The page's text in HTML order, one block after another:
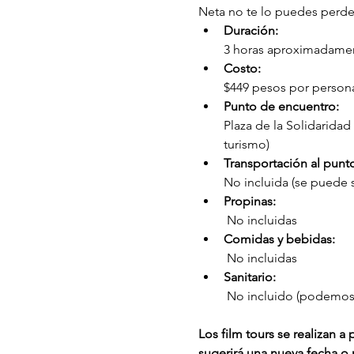
Neta no te lo puedes
Duración:
3 horas
Costo:
$449 pesos por
Punto de encuentro:
Plaza de la
turismo)
Transportación al
No incluida (se puede
Propinas:
No incluidas
Comidas y bebidas:
No incluidas
Sanitario:
No incluido
Los film tours se realizan